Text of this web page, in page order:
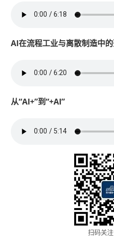
AI在流程工业与离散制造中
从“AI+”到“+AI”
扫码关